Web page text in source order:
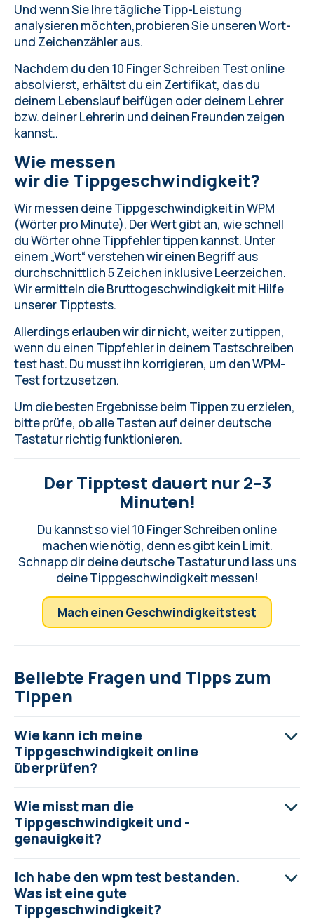
Und wenn Sie Ihre tägliche Tipp-Leistung
analysieren möchten,probieren Sie unseren Wort-
und Zeichenzähler aus.
Nachdem du den 10 Finger Schreiben Test online
absolvierst, erhältst du ein Zertifikat, das du
deinem Lebenslauf beifügen oder deinem Lehrer
bzw. deiner Lehrerin und deinen Freunden zeigen
kannst..
Wie messen
wir die Tippgeschwindigkeit?
Wir messen deine Tippgeschwindigkeit in WPM
(Wörter pro Minute). Der Wert gibt an, wie schnell
du Wörter ohne Tippfehler tippen kannst. Unter
einem „Wort“ verstehen wir einen Begriff aus
durchschnittlich 5 Zeichen inklusive Leerzeichen.
Wir ermitteln die Bruttogeschwindigkeit mit Hilfe
unserer Tipptests.
Allerdings erlauben wir dir nicht, weiter zu tippen,
wenn du einen Tippfehler in deinem Tastschreiben
test hast. Du musst ihn korrigieren, um den WPM-
Test fortzusetzen.
Um die besten Ergebnisse beim Tippen zu erzielen,
bitteprüfe, ob alle Tasten auf deiner deutsche
Tastaturrichtig funktionieren.
Der Tipptest dauert nur 2–3
Minuten!
Du kannst so viel 10 Finger Schreiben online
machen wie nötig, denn es gibt kein Limit.
Schnapp dir deine deutsche Tastatur und lass uns
deine Tippgeschwindigkeit messen!
Mach einen Geschwindigkeitstest
Beliebte Fragen und Tipps zum
Tippen
Wie kann ich meine
Tippgeschwindigkeit online
überprüfen?
Wie misst man die
Tippgeschwindigkeit und -
genauigkeit?
Ich habe den wpm test bestanden.
Was ist eine gute
Tippgeschwindigkeit?